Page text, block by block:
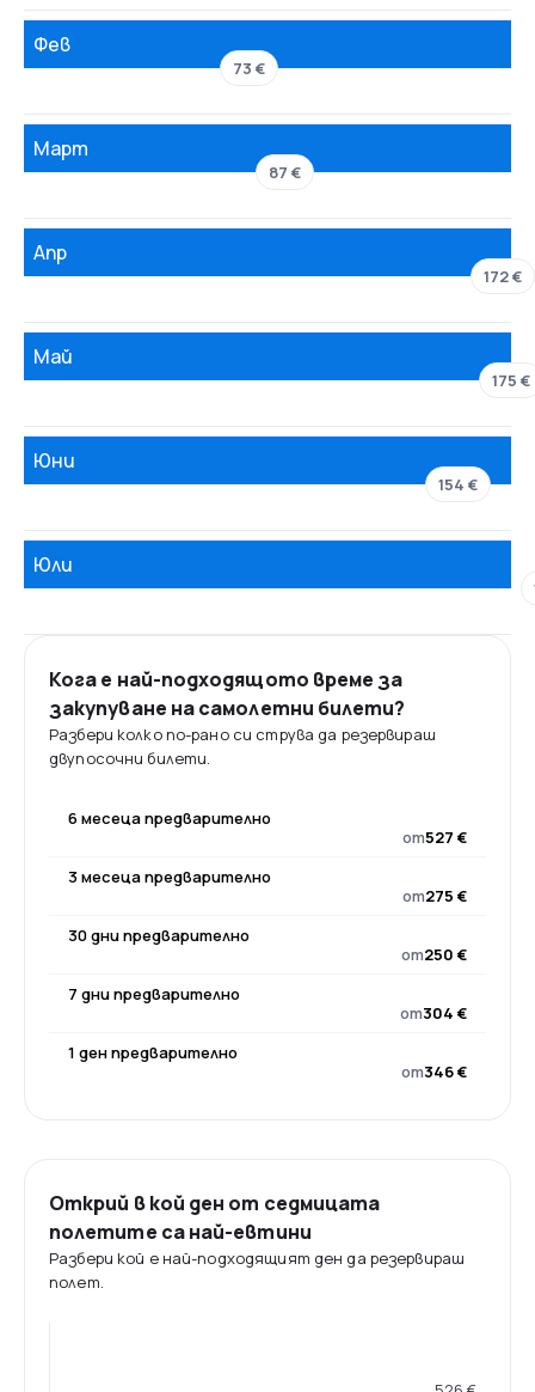
Фев
73 €
Март
87 €
Апр
172 €
Май
175 €
Юни
154 €
Юли
Кога е най-подходящото време за
закупуване на самолетни билети?
Разбери колко по-рано си струва да резервираш
двупосочни билети.
6 месеца предварително
от527 €
3 месеца предварително
от275 €
30 дни предварително
от250 €
7 дни предварително
от304 €
1 ден предварително
от346 €
Открий в кой ден от седмицата
полетите са най-евтини
Разбери кой е най-подходящият ден да резервираш
полет.